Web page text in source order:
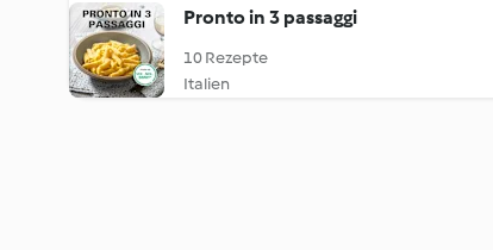
Pronto in 3 passaggi
10 Rezepte
Italien